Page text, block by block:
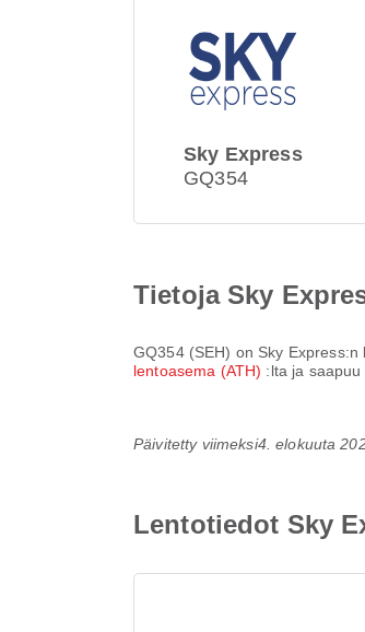
Sky Express
GQ354
Tietoja Sky
GQ354(SEH) on Sky Express:n
lentoasema (ATH) :lta ja saapuu
Päivitetty viimeksi4. elokuuta
Lentotiedot Sky